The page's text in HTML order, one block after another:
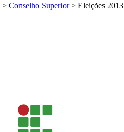
> Conselho Superior > Eleições 2013